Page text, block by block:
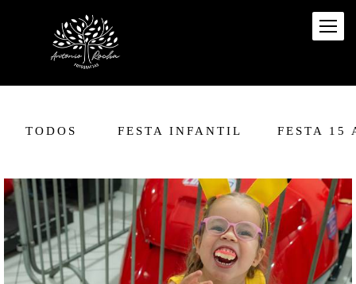
TODOS FESTA INFANTIL FESTA 15